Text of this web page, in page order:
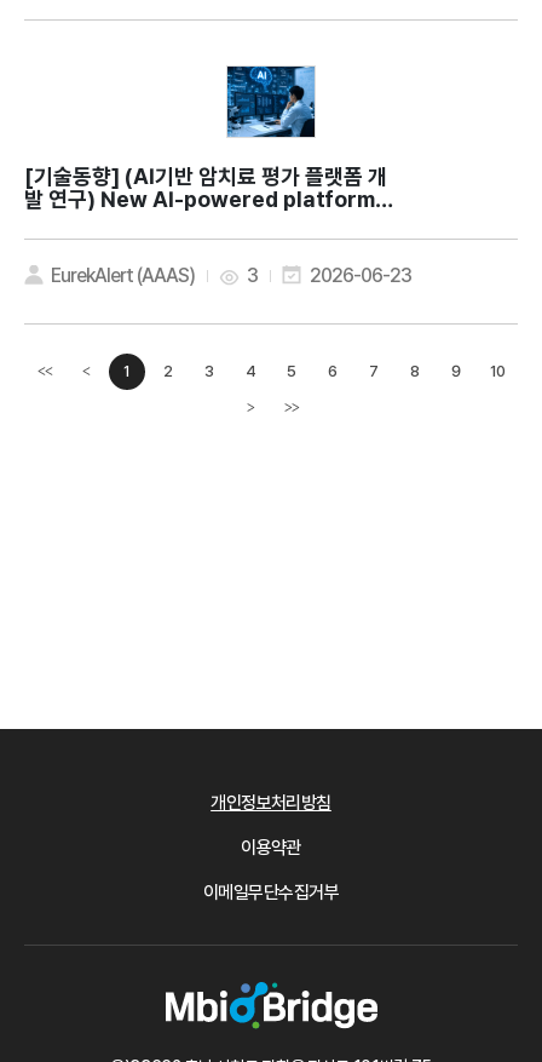
[기술동향]
발 연구) New AI-powered platform h
ncer therapies faster
EurekAlert (AAAS) 3 2026-06-23
<< <이전페이지
1 2 3 4 5 6 7 8 9 10
>다음페이지
>>
개인정보처리방침
이용약관
이메일무단수집거부